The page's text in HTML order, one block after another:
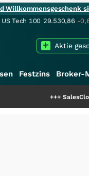
Willkommensgeschenk
US Tech 100 29.530,86 -
Aktie
Festzins Broker-
SalesCloser